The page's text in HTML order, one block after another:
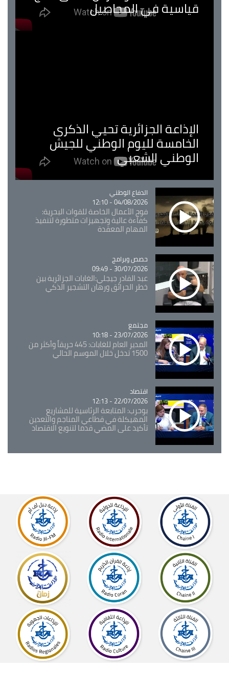
قياسية في المحاصيل
الإذاعة الجزائرية تحيي الذكرى
الخامسة لليوم الوطني للجيش
الوطني الشعبي
Catégorie
الدفاع الوطني
04/08/2026 - 12:10
فوج الأعمال الخاصة للقوات البحرية:
كفاءة عالية وتجهيزات متطورة لتنفيذ
المهام المعقدة
Catégorie
حصص وبرامج
30/07/2026 - 09:49
عبد القادر جيجلي:الغابات الجزائرية بين
خطر الحرائق ورهان التشجير الذكي
Catégorie
مجتمع
23/07/2026 - 10:18
المدير العام للغابات: 445 حريقاً وأكثر من
1500 تدخل خلال الموسم الحالي
Catégorie
اقتصاد
22/07/2026 - 12:13
بوحرب: المتابعة الرئاسية للمشاريع
المهيكلة في قطاعي المناجم والتعدين
تأكيد على المضي قدما لتنويع الاقتصاد